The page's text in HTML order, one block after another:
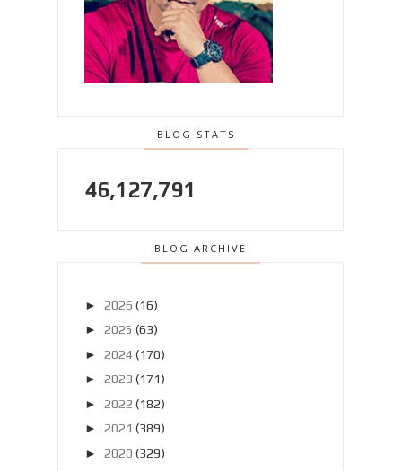
BLOG STATS
46,127,791
BLOG ARCHIVE
► 2026 (16)
► 2025 (63)
► 2024 (170)
► 2023 (171)
► 2022 (182)
► 2021 (389)
► 2020 (329)